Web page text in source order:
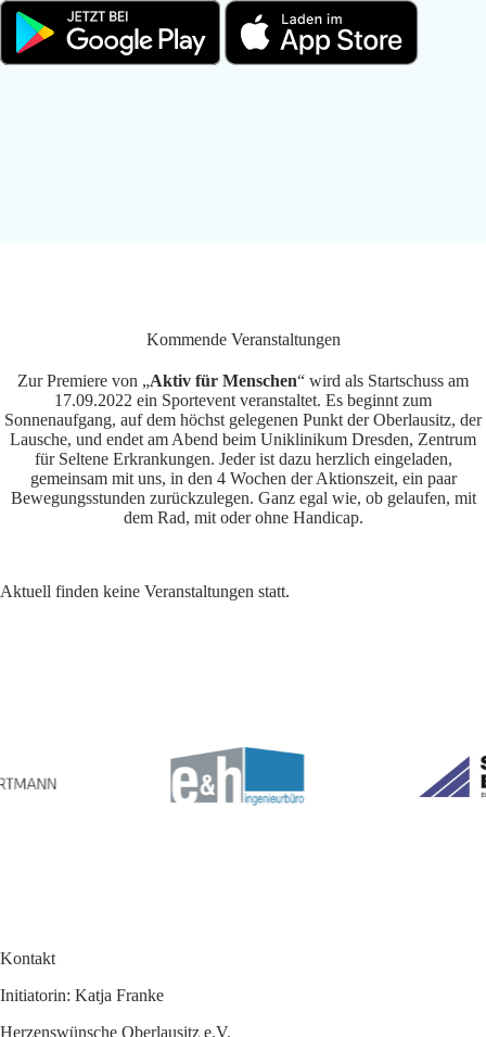
Kommende Veranstaltungen
Zur Premiere von „Aktiv für Menschen“ wird als Startschuss am
17.09.2022 ein Sportevent veranstaltet. Es beginnt zum
Sonnenaufgang, auf dem höchst gelegenen Punkt der Oberlausitz, der
Lausche, und endet am Abend beim Uniklinikum Dresden, Zentrum
für Seltene Erkrankungen. Jeder ist dazu herzlich eingeladen,
gemeinsam mit uns, in den 4 Wochen der Aktionszeit, ein paar
Bewegungsstunden zurückzulegen. Ganz egal wie, ob gelaufen, mit
dem Rad, mit oder ohne Handicap.
Aktuell finden keine Veranstaltungen statt.
Kontakt
Initiatorin: Katja Franke
Herzenswünsche Oberlausitz e.V.